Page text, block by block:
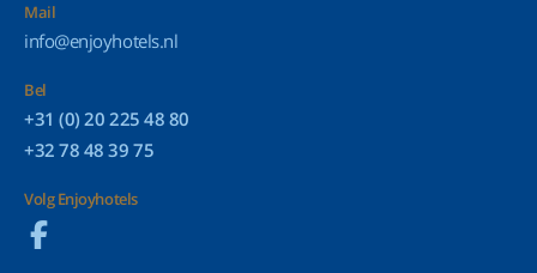
Mail
info@enjoyhotels.nl
Bel
+31 (0) 20 225 48 80
+32 78 48 39 75
Volg Enjoyhotels